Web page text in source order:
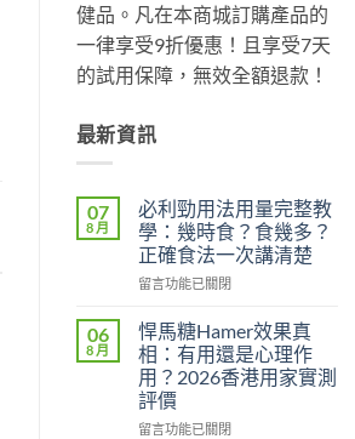
健品。凡在本商城訂購產品的
一律享受9折優惠！且享受7天
的試用保障，無效全額退款！
最新資訊
07
8 月
必利勁用法用量完整教
學：幾時食？食幾多？
正確食法一次講清楚
在
利
勁
用
法
用
量
留言功能已關閉
06
8 月
悍馬糖Hamer效果真
相：有用還是心理作
用？2026香港用家實測
評價
在
留言功能已關閉